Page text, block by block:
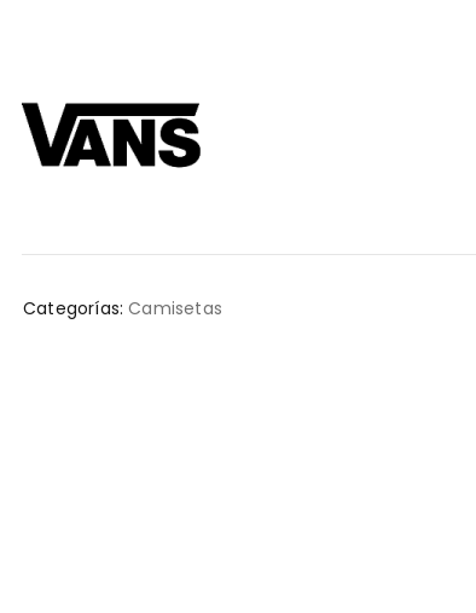
Categorías: Camisetas